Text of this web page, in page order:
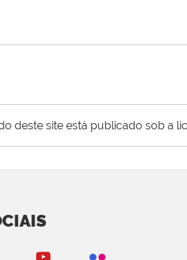
deste site está publicado sob a